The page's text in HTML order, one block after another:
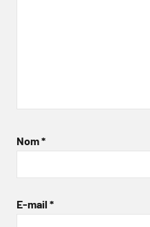
Nom*
E-mail *